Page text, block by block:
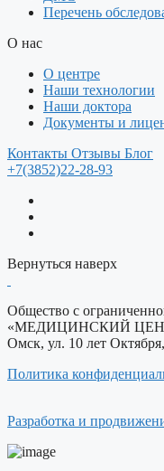
Перечень
О нас
О центре
Наши технологии
Наши доктора
Документы и
Контакты Отзывы Блог
+7(3852)22-28-93
Вернуться наверх
Общество c
«МЕДИЦИНСКИЙ
Омск, ул. 10 лет
Политика
Разработка и